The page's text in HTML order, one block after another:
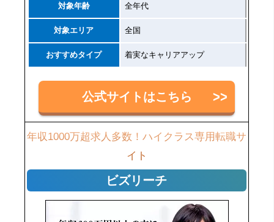
対象年齢 全年代
対象エリア 全国
おすすめタイプ 着実なキャリアアップ
公式サイトはこちら
年収1000万超求人多数！ハイクラス専用転職サ
イト
ビズリーチ